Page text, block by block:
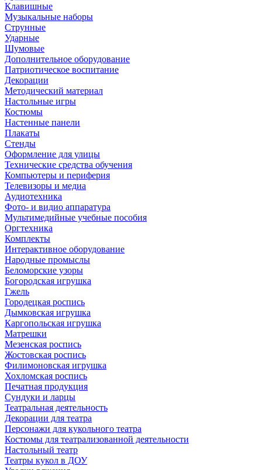
Клавишные
Музыкальные наборы
Струнные
Ударные
Шумовые
Дополнительное оборудование
Патриотическое воспитание
Декорации
Методический материал
Настольные игры
Костюмы
Настенные панели
Плакаты
Стенды
Оформление для улицы
Технические средства обучения
Компьютеры и периферия
Телевизоры и медиа
Аудиотехника
Фото- и видио аппаратура
Мультимедийные учебные пособия
Оргтехника
Комплекты
Интерактивное оборудование
Народные промыслы
Беломорские узоры
Богородская игрушка
Гжель
Городецкая роспись
Дымковская игрушка
Каргопольская игрушка
Матрешки
Мезенская роспись
Жостовская роспись
Филимоновская игрушка
Хохломская роспись
Печатная продукция
Сундуки и ларцы
Театральная деятельность
Декорации для театра
Персонажи для кукольного театра
Костюмы для театрализованной деятельности
Настольный театр
Театры кукол в ДОУ